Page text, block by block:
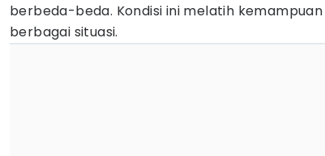
berbeda-beda. Kondisi ini melatih
berbagai situasi.